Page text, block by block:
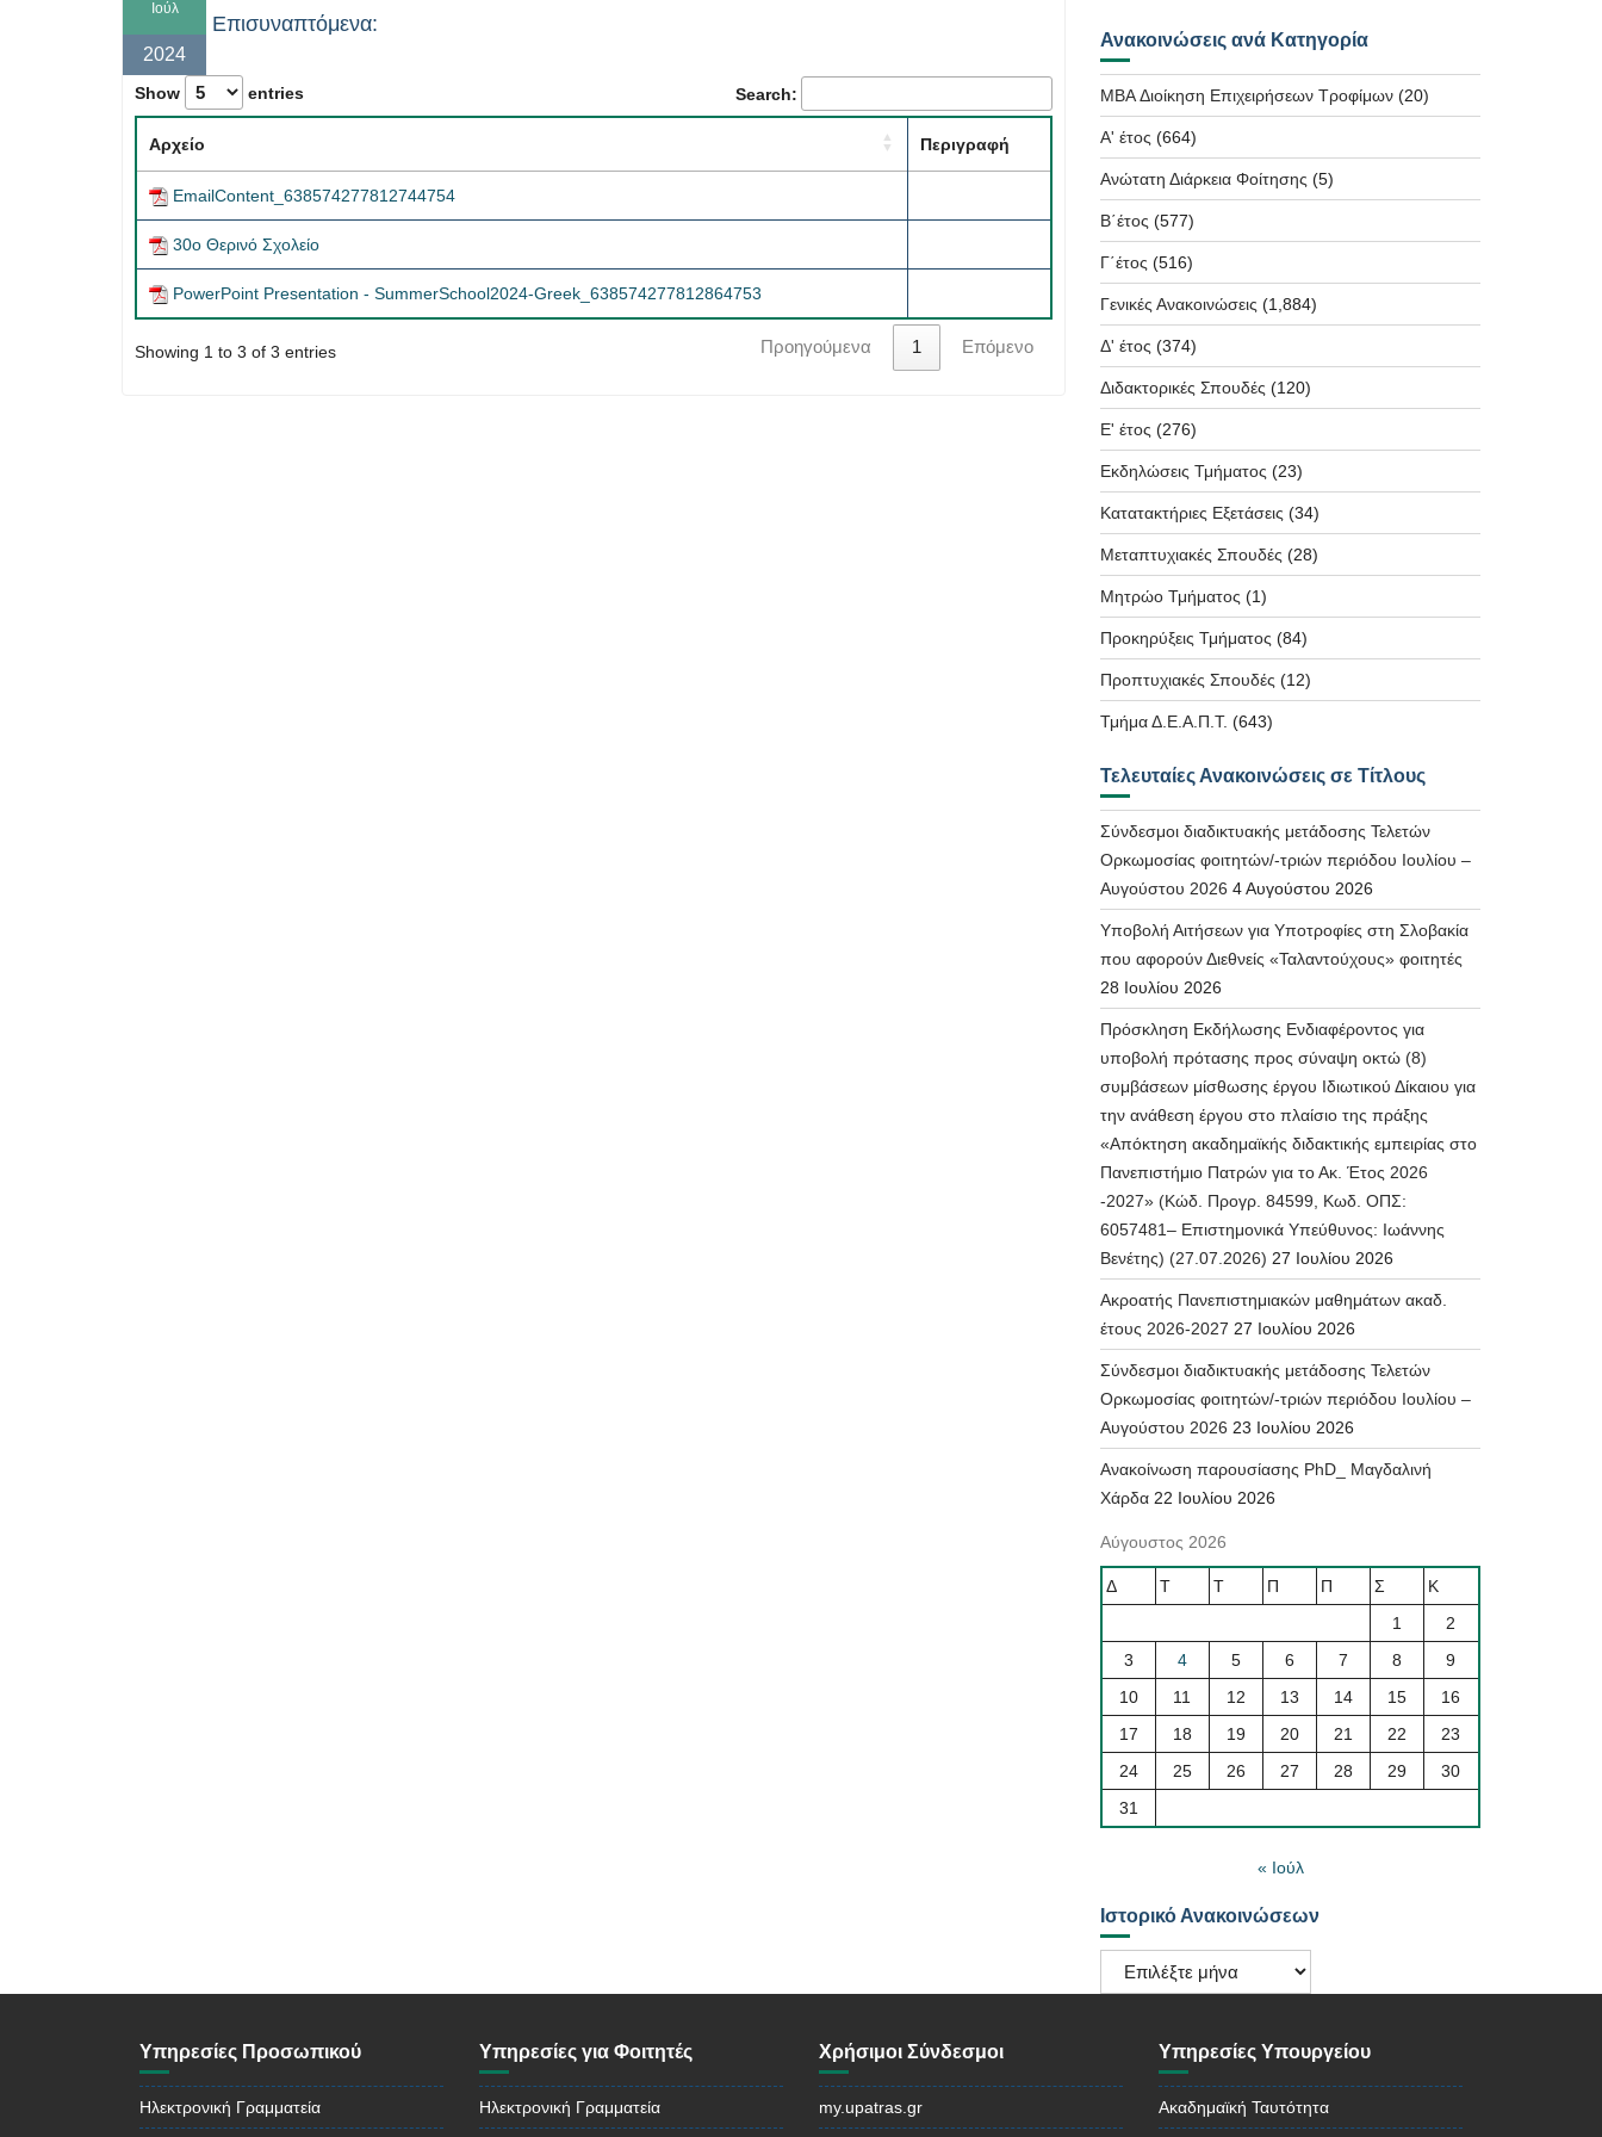
Ιούλ
2024
Επισυναπτόμενα:
Show entries Search:
Αρχείο Περιγραφή
EmailContent_638574277812744754
30ο Θερινό Σχολείο
PowerPoint Presentation - SummerSchool2024-Greek_638574277812864753
Showing 1 to 3 of 3 entries Προηγούμενα 1 Επόμενο
Ανακοινώσεις ανά Κατηγορία
MBA Διοίκηση Επιχειρήσεων Τροφίμων(20)
Α' έτος (664)
Ανώτατη Διάρκεια Φοίτησης (5)
Β΄έτος (577)
Γ΄έτος (516)
Γενικές Ανακοινώσεις (1,884)
Δ' έτος (374)
Διδακτορικές Σπουδές (120)
Ε' έτος (276)
Εκδηλώσεις Τμήματος (23)
Κατατακτήριες Εξετάσεις (34)
Μεταπτυχιακές Σπουδές (28)
Μητρώο Τμήματος (1)
Προκηρύξεις Τμήματος (84)
Προπτυχιακές Σπουδές (12)
Τμήμα Δ.Ε.Α.Π.Τ. (643)
Τελευταίες Ανακοινώσεις σε Τίτλους
Σύνδεσμοι διαδικτυακής μετάδοσης Τελετών
Ορκωμοσίας φοιτητών/-τριών περιόδου Ιουλίου –
Αυγούστου 2026 4 Αυγούστου 2026
Υποβολή Αιτήσεων για Υποτροφίες στη Σλοβακία
που αφορούν Διεθνείς «Ταλαντούχους» φοιτητές
28 Ιουλίου 2026
Πρόσκληση Εκδήλωσης Ενδιαφέροντος για
υποβολή πρότασης προς σύναψη οκτώ (8)
συμβάσεων μίσθωσης έργου Ιδιωτικού Δίκαιου για
την ανάθεση έργου στο πλαίσιο της πράξης
«Απόκτηση ακαδημαϊκής διδακτικής εμπειρίας στο
Πανεπιστήμιο Πατρών για το Ακ. Έτος 2026
-2027» (Κώδ. Προγρ. 84599, Κωδ. ΟΠΣ:
6057481– Επιστημονικά Υπεύθυνος: Ιωάννης
Βενέτης) (27.07.2026) 27 Ιουλίου 2026
Ακροατής Πανεπιστημιακών μαθημάτων ακαδ.
έτους 2026-2027 27 Ιουλίου 2026
Σύνδεσμοι διαδικτυακής μετάδοσης Τελετών
Ορκωμοσίας φοιτητών/-τριών περιόδου Ιουλίου –
Αυγούστου 2026 23 Ιουλίου 2026
Ανακοίνωση παρουσίασης PhD_ Μαγδαλινή
Χάρδα 22 Ιουλίου 2026
Αύγουστος 2026
Δ Τ Τ Π Π Σ
Κ
1
2
3
4 5 6 7 8
9
10
11 12 13 14 15
16
17
18 19 20 21 22
23
24
25 26 27 28 29
30
31
« Ιούλ
Ιστορικό Ανακοινώσεων
Ιστορικό
Ανακοινώσεων
Υπηρεσίες Προσωπικού
Ηλεκτρονική Γραμματεία
Υπηρεσίες για Φοιτητές
Ηλεκτρονική Γραμματεία
Χρήσιμοι Σύνδεσμοι
my.upatras.gr
Υπηρεσίες Υπουργείου
Ακαδημαϊκή Ταυτότητα